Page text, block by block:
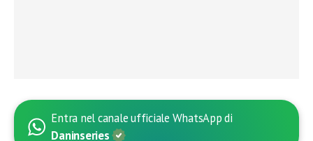
Entra nel canale ufficiale WhatsApp di
Daninseries